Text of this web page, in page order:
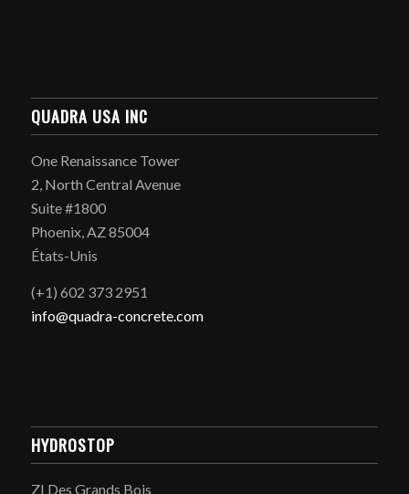
QUADRA USA INC
One Renaissance Tower
2, North Central Avenue
Suite #1800
Phoenix, AZ 85004
États-Unis
(+1) 602 373 2951
info@quadra-concrete.com
HYDROSTOP
ZI Des Grands Bois